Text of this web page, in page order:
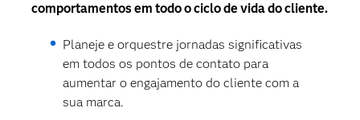
comportamentos em todo o ciclo de vida do cliente.
Planeje e orquestre jornadas significativas
em todos os pontos de contato para
aumentar o engajamento do cliente com a
sua marca.